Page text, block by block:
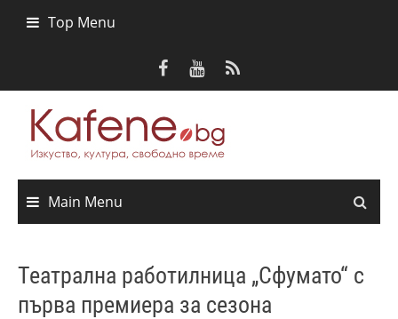
Top Menu
Main Menu
Театрална работилница „Сфумато“ с
първа премиера за сезона